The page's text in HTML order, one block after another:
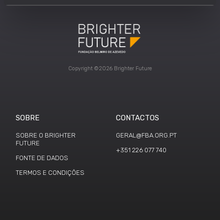
Copyright ©2026 Brighter Future
SOBRE
SOBRE O BRIGHTER
FUTURE
FONTE DE DADOS
TERMOS E CONDIÇÕES
CONTACTOS
GERAL@FBA.ORG.PT
+351 226 077 740